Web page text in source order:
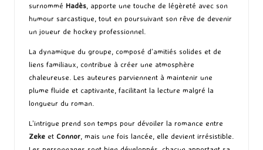
surnommé Hadès, apporte une touche de légèreté avec son
humour sarcastique, tout en poursuivant son rêve de devenir
un joueur de hockey professionnel.
La dynamique du groupe, composé d’amitiés solides et de
liens familiaux, contribue à créer une atmosphère
chaleureuse. Les auteures parviennent à maintenir une
plume fluide et captivante, facilitant la lecture malgré la
longueur du roman.
L’intrigue prend son temps pour dévoiler la romance entre
Zeke et Connor, mais une fois lancée, elle devient irrésistible.